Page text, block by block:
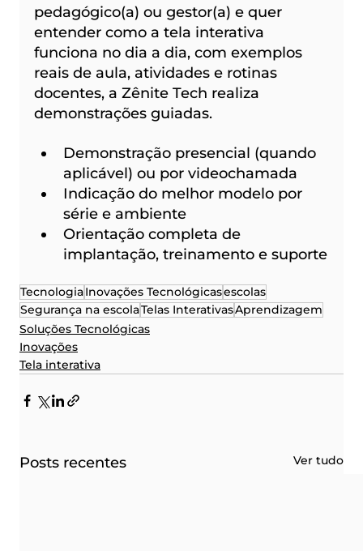
pedagógico(a) ou gestor(a) e quer
entender como a tela interativa
funciona no dia a dia, com exemplos
reais de aula, atividades e rotinas
docentes, a Zênite Tech realiza
demonstrações guiadas.
Demonstração presencial (quando
aplicável) ou por videochamada
Indicação do melhor modelo por
série e ambiente
Orientação completa de
implantação, treinamento e suporte
TecnologiaInovações Tecnológicasescolas
Segurança na escolaTelas InterativasAprendizagem
Soluções Tecnológicas
Inovações
Tela interativa
Posts recentes Ver tudo